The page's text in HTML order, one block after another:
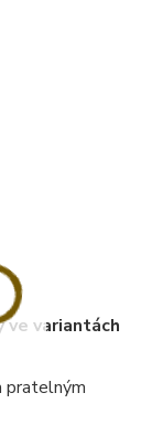
variantách
pratelným